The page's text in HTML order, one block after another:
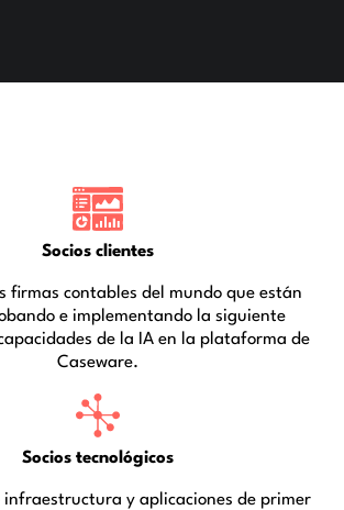
Socios clientes
firmas contables del mundo que están
e implementando la siguiente
de la IA en la plataforma de
Caseware.
Socios tecnológicos
infraestructura y aplicaciones de primer